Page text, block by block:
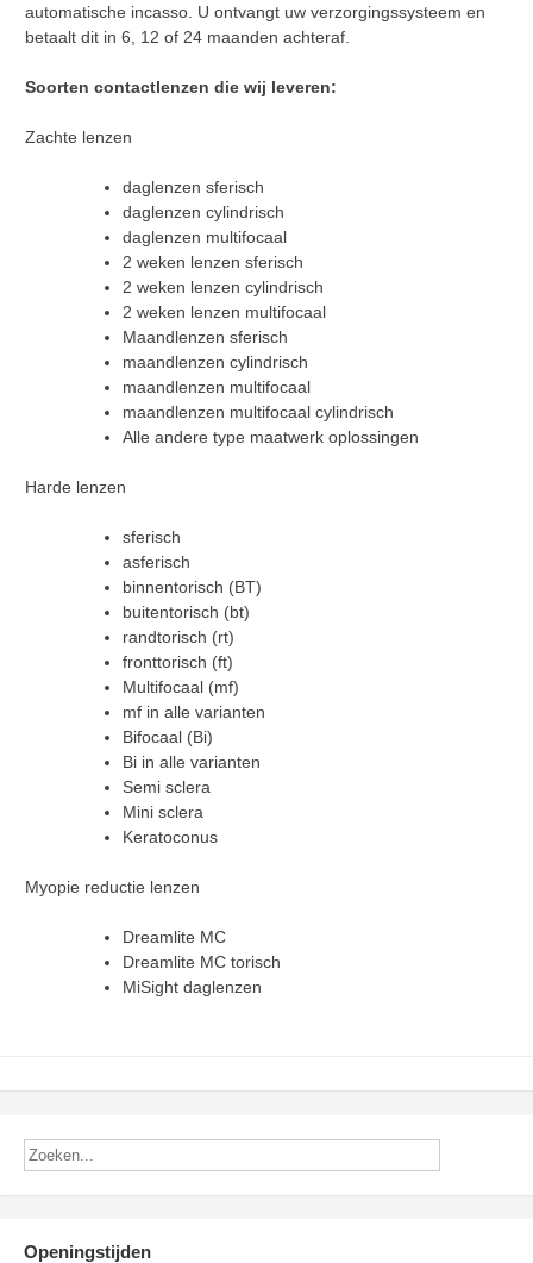
automatische incasso. U ontvangt uw verzorgingssysteem en
betaalt dit in 6, 12 of 24 maanden achteraf.
Soorten contactlenzen die wij leveren:
Zachte lenzen
daglenzen sferisch
daglenzen cylindrisch
daglenzen multifocaal
2 weken lenzen sferisch
2 weken lenzen cylindrisch
2 weken lenzen multifocaal
Maandlenzen sferisch
maandlenzen cylindrisch
maandlenzen multifocaal
maandlenzen multifocaal cylindrisch
Alle andere type maatwerk oplossingen
Harde lenzen
sferisch
asferisch
binnentorisch (BT)
buitentorisch (bt)
randtorisch (rt)
fronttorisch (ft)
Multifocaal (mf)
mf in alle varianten
Bifocaal (Bi)
Bi in alle varianten
Semi sclera
Mini sclera
Keratoconus
Myopie reductie lenzen
Dreamlite MC
Dreamlite MC torisch
MiSight daglenzen
Openingstijden